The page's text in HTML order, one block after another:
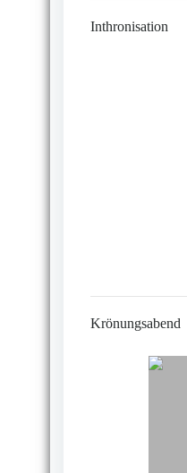
Inthronisation
Krönungsabend